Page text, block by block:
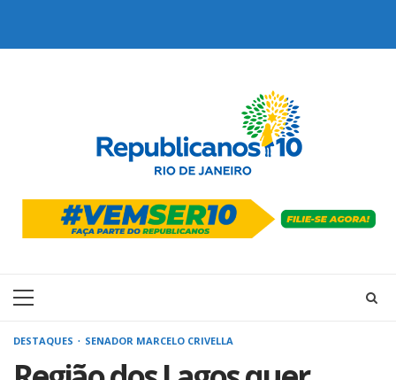
Primary
DESTAQUES SENADOR MARCELO CRIVELLA